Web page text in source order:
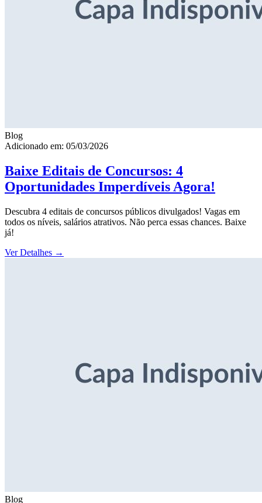
Blog
Adicionado em: 05/03/2026
Baixe Editais de Concursos: 4
Oportunidades Imperdíveis Agora!
Descubra 4 editais de concursos públicos divulgados! Vagas em
todos os níveis, salários atrativos. Não perca essas chances. Baixe
já!
Ver Detalhes →
Blog